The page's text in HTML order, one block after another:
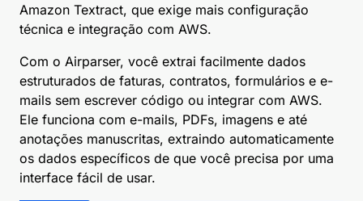
Amazon Textract, que exige mais configuração
técnica e integração com AWS.
Com o Airparser, você extrai facilmente dados
estruturados de faturas, contratos, formulários e e-
mails sem escrever código ou integrar com AWS.
Ele funciona com e-mails, PDFs, imagens e até
anotações manuscritas, extraindo automaticamente
os dados específicos de que você precisa por uma
interface fácil de usar.